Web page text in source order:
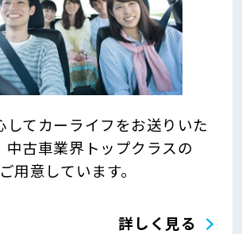
してカーライフをお送りいた
中古車業界トップクラスの
用意しています。
詳しく見る